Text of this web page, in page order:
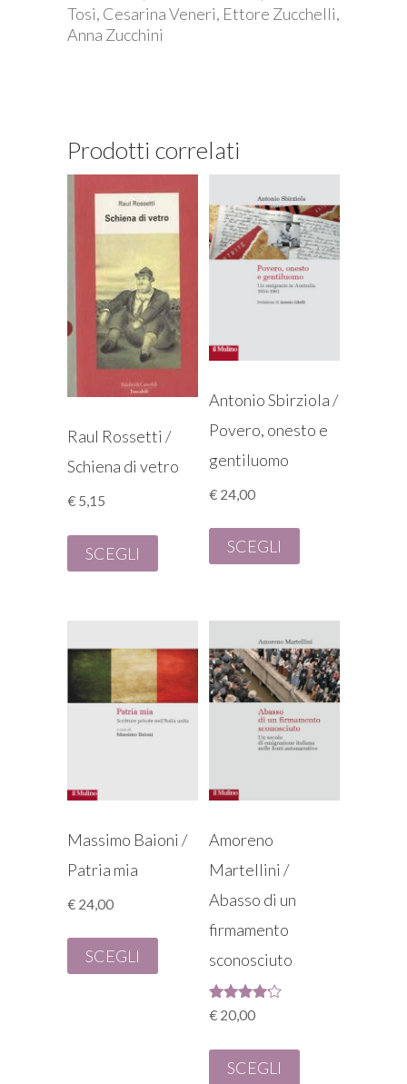
Tosi, Cesarina Veneri, Ettore Zucchelli,
Anna Zucchini
Prodotti correlati
Raul Rossetti /
Schiena di vetro
€ 5,15
SCEGLI
Antonio Sbirziola /
Povero, onesto e
gentiluomo
€ 24,00
SCEGLI
Massimo Baioni /
Patria mia
€ 24,00
SCEGLI
Amoreno
Martellini /
Abasso di un
firmamento
sconosciuto
Valutato
€ 20,00
SCEGLI